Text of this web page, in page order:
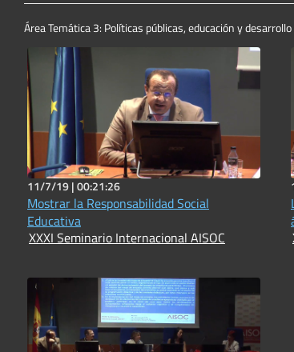
Área Temática 3: Políticas públicas, educación y
11/7/19 |00:21:26
Mostrar la Responsabilidad Social
Educativa
XXXI Seminario Internacional AISOC